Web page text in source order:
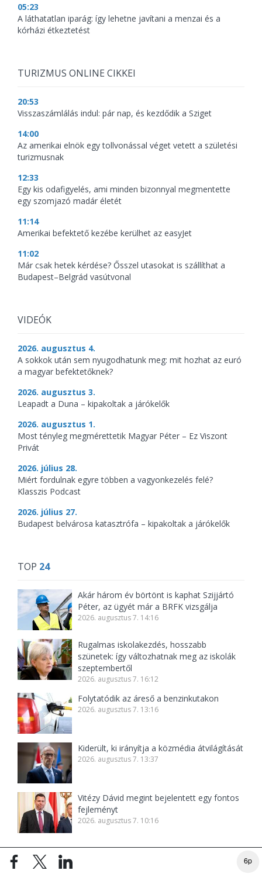
6p
05:23
A láthatatlan iparág: így lehetne javítani a menzai és a
kórházi étkeztetést
TURIZMUS ONLINE CIKKEI
20:53
Visszaszámlálás indul: pár nap, és kezdődik a Sziget
14:00
Az amerikai elnök egy tollvonással véget vetett a születési
turizmusnak
12:33
Egy kis odafigyelés, ami minden bizonnyal megmentette
egy szomjazó madár életét
11:14
Amerikai befektető kezébe kerülhet az easyJet
11:02
Már csak hetek kérdése? Ősszel utasokat is szállíthat a
Budapest–Belgrád vasútvonal
VIDEÓK
2026. augusztus 4.
A sokkok után sem nyugodhatunk meg: mit hozhat az euró
a magyar befektetőknek?
2026. augusztus 3.
Leapadt a Duna – kipakoltak a járókelők
2026. augusztus 1.
Most tényleg megmérettetik Magyar Péter – Ez Viszont
Privát
2026. július 28.
Miért fordulnak egyre többen a vagyonkezelés felé?
Klasszis Podcast
2026. július 27.
Budapest belvárosa katasztrófa – kipakoltak a járókelők
TOP 24
Akár három év börtönt is kaphat Szijjártó
Péter, az ügyét már a BRFK vizsgálja
2026. augusztus 7. 14:16
Rugalmas iskolakezdés, hosszabb
szünetek: így változhatnak meg az iskolák
szeptembertől
2026. augusztus 7. 16:12
Folytatódik az áreső a benzinkutakon
2026. augusztus 7. 13:16
Kiderült, ki irányítja a közmédia átvilágítását
2026. augusztus 7. 13:37
Vitézy Dávid megint bejelentett egy fontos
fejleményt
2026. augusztus 7. 10:16
TOP 168